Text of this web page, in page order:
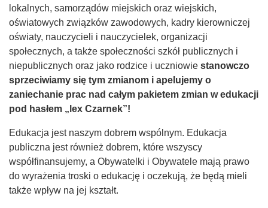
lokalnych, samorządów miejskich oraz wiejskich,
oświatowych związków zawodowych, kadry kierowniczej
oświaty, nauczycieli i nauczycielek, organizacji
społecznych, a także społeczności szkół publicznych i
niepublicznych oraz jako rodzice i uczniowie stanowczo
sprzeciwiamy się tym zmianom i apelujemy o
zaniechanie prac nad całym pakietem zmian w edukacji
pod hasłem „lex Czarnek”!
Edukacja jest naszym dobrem wspólnym. Edukacja
publiczna jest również dobrem, które wszyscy
współfinansujemy, a Obywatelki i Obywatele mają prawo
do wyrażenia troski o edukację i oczekują, że będą mieli
także wpływ na jej kształt.